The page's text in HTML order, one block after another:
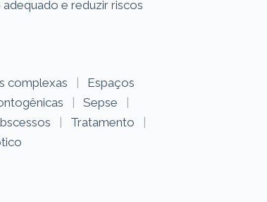
e reduzir riscos
complexas |
Espaços
| Sepse
|
| Tratamento
|